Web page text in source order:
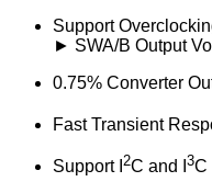
Support
► SWA/B Output
0.75% Converter
Fast Transient
Support I 2C and I 3C